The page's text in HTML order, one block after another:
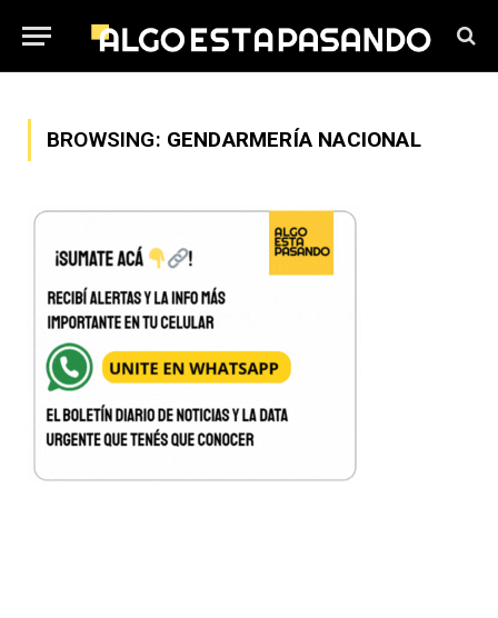
BROWSING: GENDARMERÍA NACIONAL